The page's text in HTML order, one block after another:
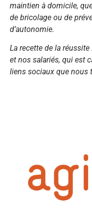
maintien à domicile,
de bricolage ou de
d’autonomie.
La recette de la
et nos salariés, qui est
liens sociaux que nous